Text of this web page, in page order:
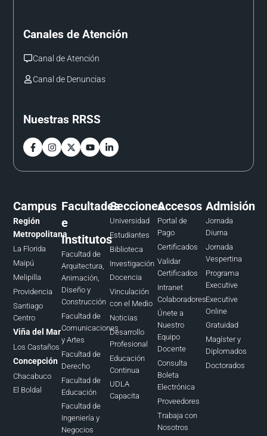
Canales de Atención
Canal de Atención
Canal de Denuncias
Nuestras RRSS
Campus
Región
Metropolitana
La Florida
Maipú
Melipilla
Providencia
Santiago
Centro
Viña del Mar
Los Castaños
Concepción
Chacabuco
El Boldal
Facultades
e
Institutos
Facultad de
Arquitectura,
Animación,
Diseño y
Construcción
Facultad de
Comunicaciones
y Artes
Facultad de
Derecho
Facultad de
Educación
Facultad de
Ingeniería y
Negocios
Secciones
Universidad
Estudiantes
Biblioteca
Investigación
Docencia
Vinculación
con el Medio
Noticias
Desarrollo
Profesional
Educación
Continua
UDLA
Capacita
Accesos
Portal de
Pago
Certificados
Validar
Certificados
Intranet
Colaboradores
Únete a
Nuestro
Equipo
Docente
Consulta
Boleta
Electrónica
Proveedores
Trabaja con
Nosotros
Admisión
Jornada
Diurna
Jornada
Vespertina
Programa
Executive
Executive
Online
Gratuidad
Magíster y
Diplomados
Doctorados